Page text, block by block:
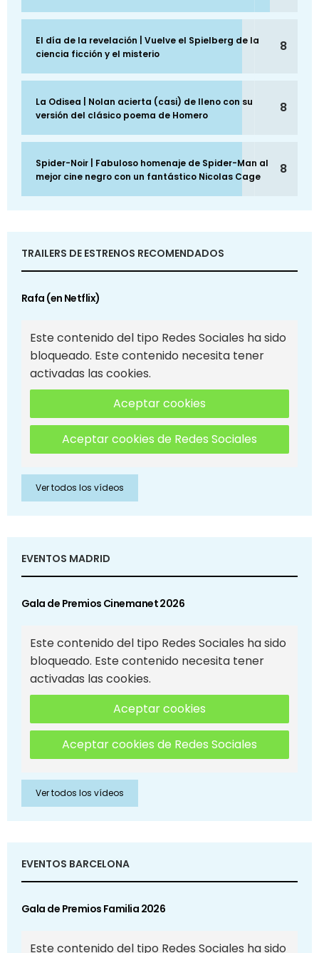
El día de la revelación | Vuelve el Spielberg de la
ciencia ficción y el misterio
8
La Odisea | Nolan acierta (casi) de lleno con su
versión del clásico poema de Homero
8
Spider-Noir | Fabuloso homenaje de Spider-Man al
mejor cine negro con un fantástico Nicolas Cage
8
TRAILERS DE ESTRENOS RECOMENDADOS
Rafa (en Netflix)
Este contenido del tipo Redes Sociales ha sido
bloqueado. Este contenido necesita tener
activadas las cookies.
Aceptar cookies
Aceptar cookies de Redes Sociales
Ver todos los vídeos
EVENTOS MADRID
Gala de Premios Cinemanet 2026
Este contenido del tipo Redes Sociales ha sido
bloqueado. Este contenido necesita tener
activadas las cookies.
Aceptar cookies
Aceptar cookies de Redes Sociales
Ver todos los vídeos
EVENTOS BARCELONA
Gala de Premios Familia 2026
Este contenido del tipo Redes Sociales ha sido